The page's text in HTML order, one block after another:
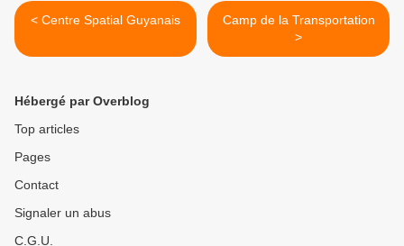
< Centre Spatial Guyanais
Camp de la Transportation
>
Hébergé par Overblog
Top articles
Pages
Contact
Signaler un abus
C.G.U.